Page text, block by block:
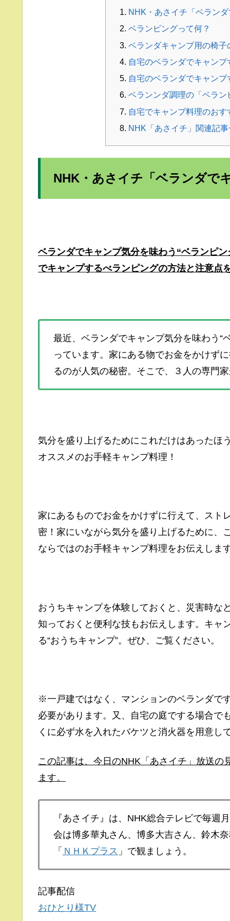
NHK・あさイチ「ベラン
ベランピングって何？
ベランダキャンプ用の椅子
自宅のベランダでキャン
自宅のベランダでキャン
ベランンダ調理の「ベラ
自宅でキャンプ料理のお
NHK「あさイチ」関連記
NHK・あさイチ「ベランダで
ベランダでキャンプ気分を味わう“ベランピ
でキャンプするべランピングの方法と注意点
最近、ベランダでキャンプ気分を味わう“
っています。家にある物でお金をかけず
るのが人気の秘密。そこで、３人の専門
気分を盛り上げるためにこれだけはあったほ
オススメのお手軽キャンプ料理！
家にあるものでお金をかけずに行えて、スト
密！家にいながら気分を盛り上げるために、
ならではのお手軽キャンプ料理をお伝えしま
おうちキャンプを体験しておくと、災害時な
知っておくと便利な技もお伝えします。キャ
る“おうちキャンプ”。ぜひ、ご覧ください。
※一戸建ではなく、マンションのベランダで
必要があります。又、自宅の庭でする場合で
くに必ず水を入れたバケツと消火器を用意し
この記事は、今日のNHK「あさイチ」放送
ます。
『あさイチ』は、NHK総合テレビで毎週
会は博多華丸さん、博多大吉さん、鈴木
「 ＮＨＫプラス 」で観ましょう。
記事配信
おひとり様TV